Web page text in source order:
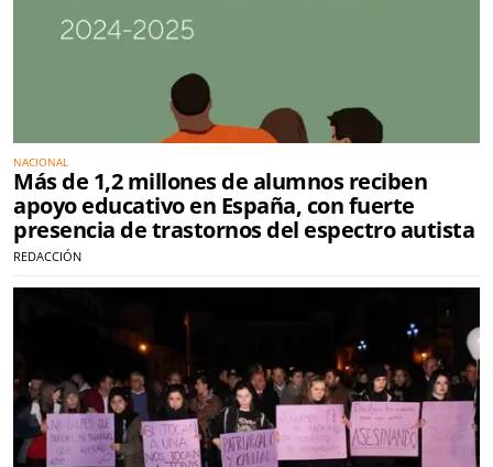
NACIONAL
Más de 1,2 millones de alumnos reciben
apoyo educativo en España, con fuerte
presencia de trastornos del espectro autista
REDACCIÓN